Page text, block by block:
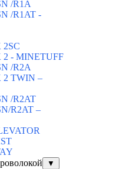
/R1A
/R1AT -
2SС
2 - MINETUFF
/R2A
2 TWIN –
/R2AT
R2AT –
▼